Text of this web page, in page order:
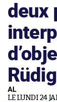
deux
AL
LE LUNDI 24